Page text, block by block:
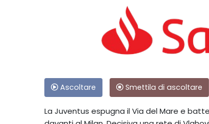
Ascoltare Smettila di ascoltare
La Juventus espugna il Via del Mare e